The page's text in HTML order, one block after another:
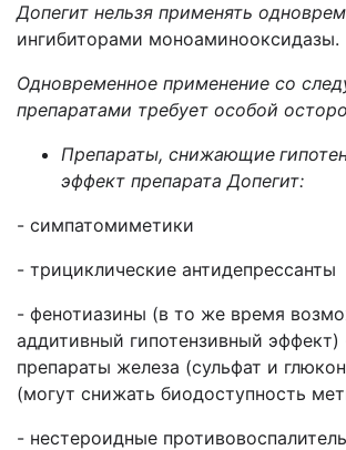
Допегит нельзя применять
ингибиторами моноаминооксидазы.
Одновременное применение со
препаратами требует особой
Препараты, снижающие
эффект препарата Допегит:
- симпатомиметики
- трициклические антидепрессанты
- фенотиазины (в то же время
аддитивный гипотензивный
препараты железа (сульфат и
(могут снижать биодоступность
- нестероидные